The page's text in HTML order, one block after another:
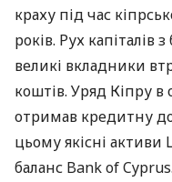
краху під час
років. Рух капіталів
великі вкладники
коштів. Уряд Кіпру
отримав кредитну
цьому якісні
баланс Bank of